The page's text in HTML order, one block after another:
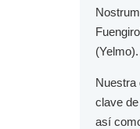
(Yelmo).
Nuestra
clave
así